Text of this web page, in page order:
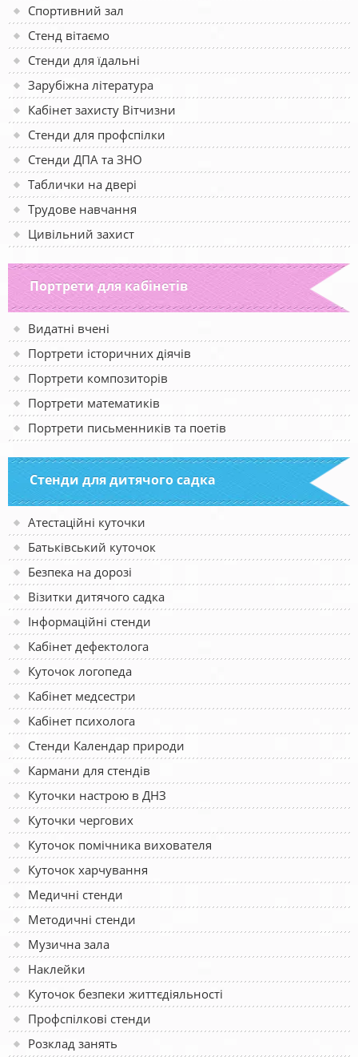
Спортивний зал
Стенд вітаємо
Стенди для їдальні
Зарубіжна література
Кабінет захисту Вітчизни
Стенди для профспілки
Стенди ДПА та ЗНО
Таблички на двері
Трудове навчання
Цивільний захист
Портрети для кабінетів
Видатні вчені
Портрети історичних діячів
Портрети композиторів
Портрети математиків
Портрети письменників та поетів
Стенди для дитячого садка
Атестаційні куточки
Батьківський куточок
Безпека на дорозі
Візитки дитячого садка
Інформаційні стенди
Кабінет дефектолога
Куточок логопеда
Кабінет медсестри
Кабінет психолога
Стенди Календар природи
Кармани для стендів
Куточки настрою в ДНЗ
Куточки чергових
Куточок помічника вихователя
Куточок харчування
Медичні стенди
Методичні стенди
Музична зала
Наклейки
Куточок безпеки життєдіяльності
Профспілкові стенди
Розклад занять